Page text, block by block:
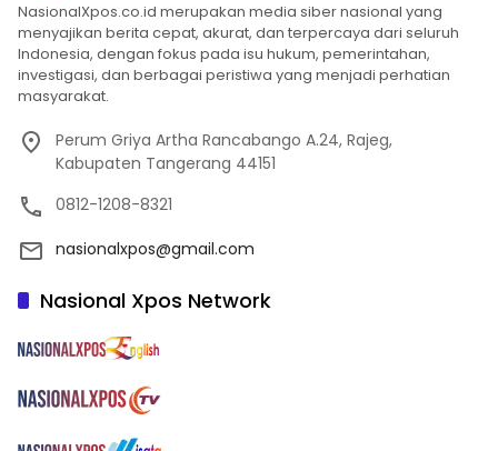
NasionalXpos.co.id merupakan media siber nasional yang
menyajikan berita cepat, akurat, dan terpercaya dari seluruh
Indonesia, dengan fokus pada isu hukum, pemerintahan,
investigasi, dan berbagai peristiwa yang menjadi perhatian
masyarakat.
Perum Griya Artha Rancabango A.24, Rajeg,
Kabupaten Tangerang 44151
0812-1208-8321
nasionalxpos@gmail.com
Nasional Xpos Network